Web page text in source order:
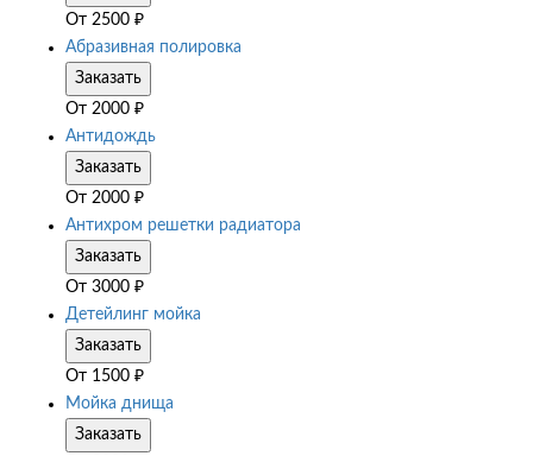
От 2500 ₽
Абразивная полировка
Заказать
От 2000 ₽
Антидождь
Заказать
От 2000 ₽
Антихром решетки радиатора
Заказать
От 3000 ₽
Детейлинг мойка
Заказать
От 1500 ₽
Мойка днища
Заказать